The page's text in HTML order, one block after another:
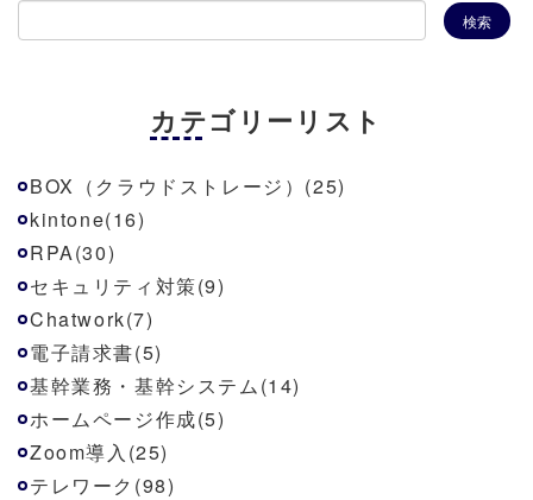
カテゴリーリスト
BOX（クラウドストレージ）(25)
kintone(16)
RPA(30)
セキュリティ対策(9)
Chatwork(7)
電子請求書(5)
基幹業務・基幹システム(14)
ホームページ作成(5)
Zoom導入(25)
テレワーク(98)